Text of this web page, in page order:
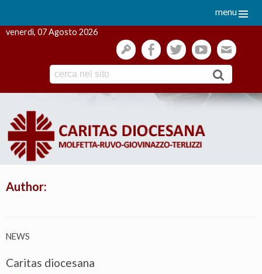
menu
venerdì, 07 Agosto 2026
gestionefacebooktwitteryoutube
Skip
Author:
NEWS
Caritas diocesana